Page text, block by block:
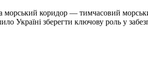
коридор — тимчасовий
Україні зберегти ключову роль у